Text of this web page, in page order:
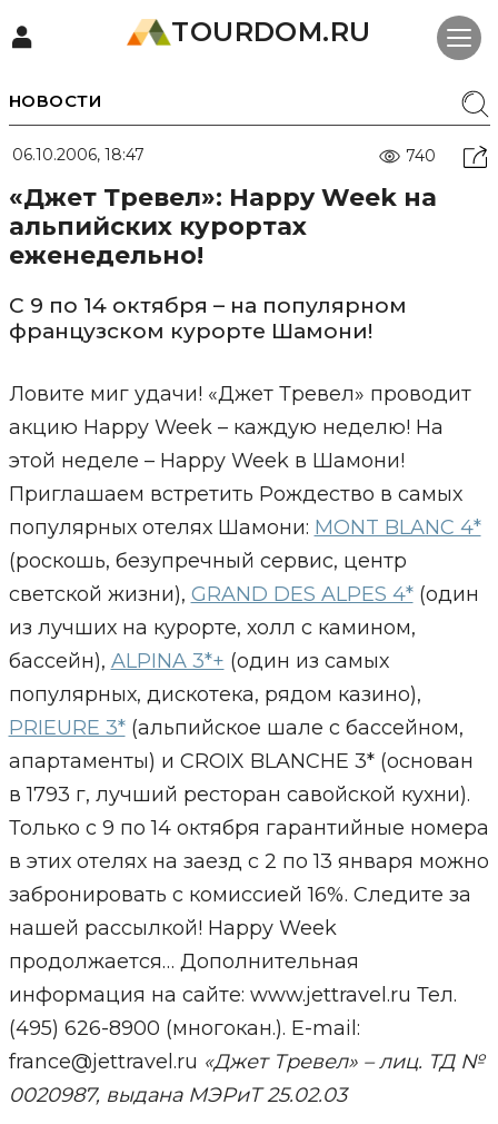
TOURDOM.RU
НОВОСТИ
06.10.2006, 18:47 740
«Джет Тревел»: Happy Week на
альпийских курортах
еженедельно!
С 9 по 14 октября – на популярном
французском курорте Шамони!
Ловите миг удачи! «Джет Тревел» проводит
акцию Happy Week – каждую неделю! На
этой неделе – Нappy Week в Шамони!
Приглашаем встретить Рождество в самых
популярных отелях Шамони: MONT BLANC 4*
(роскошь, безупречный сервис, центр
светской жизни), GRAND DES ALPES 4*(один
из лучших на курорте, холл с камином,
бассейн), ALPINA 3*+ (один из самых
популярных, дискотека, рядом казино),
PRIEURE 3*(альпийское шале с бассейном,
апартаменты) и CROIX BLANCHE 3* (основан
в 1793 г, лучший ресторан савойской кухни).
Только с 9 по 14 октября гарантийные номера
в этих отелях на заезд с 2 по 13 января можно
забронировать с комиссией 16%. Следите за
нашей рассылкой! Happy Week
продолжается… Дополнительная
информация на сайте: www.jettravel.ru Тел.
(495) 626-8900 (многокан.). E-mail:
france@jettravel.ru «Джет Тревел» – лиц. ТД №
0020987, выдана МЭРиТ 25.02.03